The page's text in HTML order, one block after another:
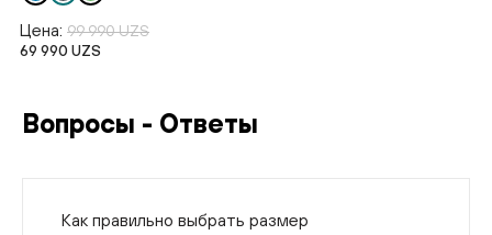
Цена: 99 990 UZS
69 990 UZS
Вопросы - Ответы
Как правильно выбрать размер